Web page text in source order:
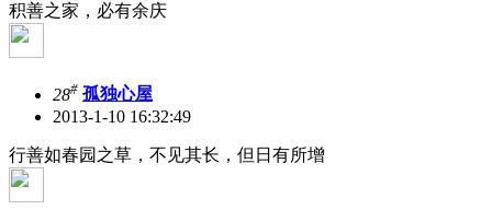
积善之家，必有余庆
28# 孤独心屋
2013-1-10 16:32:49
行善如春园之草，不见其长，但日有所增